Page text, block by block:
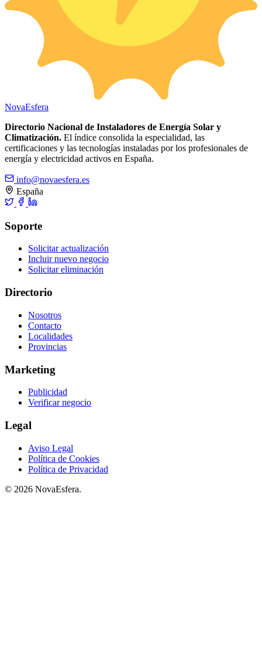
NovaEsfera
Directorio Nacional de Instaladores de Energía Solar y
Climatización. El índice consolida la especialidad, las
certificaciones y las tecnologías instaladas por los profesionales de
energía y electricidad activos en España.
info@novaesfera.es
España
Soporte
Solicitar actualización
Incluir nuevo negocio
Solicitar eliminación
Directorio
Nosotros
Contacto
Localidades
Provincias
Marketing
Publicidad
Verificar negocio
Legal
Aviso Legal
Política de Cookies
Política de Privacidad
© 2026 NovaEsfera.